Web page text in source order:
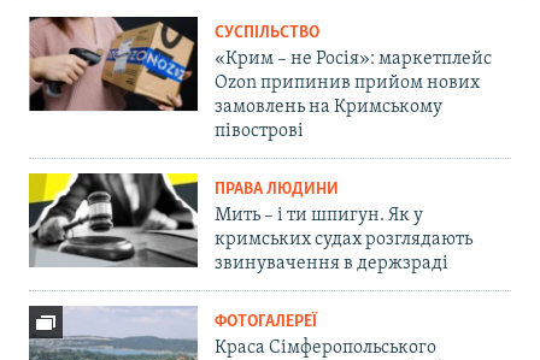
СУСПІЛЬСТВО
«Крим – не Росія»: маркетплейс
Ozon припинив прийом нових
замовлень на Кримському
півострові
ПРАВА ЛЮДИНИ
Мить – і ти шпигун. Як у
кримських судах розглядають
звинувачення в держзраді
ФОТОГАЛЕРЕЇ
Краса Сімферопольського